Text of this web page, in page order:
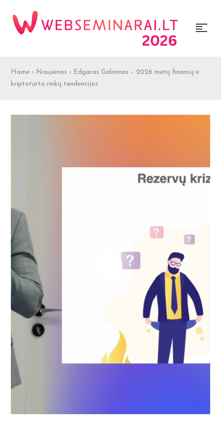
Home › Naujienos › Edgaras Galminas – 2026 metų finansų ir
kriptoturto rinkų tendencijos